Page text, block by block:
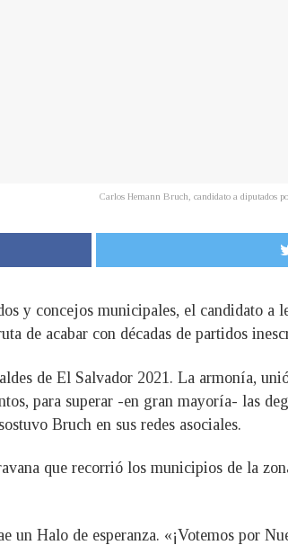
Carlos Hemann Bruch, candidato a diputados
y concejos municipales, el candidato a
de acabar con décadas de partidos
de El Salvador 2021. La armonía,
para superar -en gran mayoría- las
Bruch en sus redes asociales.
que recorrió los municipios de la
un Halo de esperanza. «¡Votemos por